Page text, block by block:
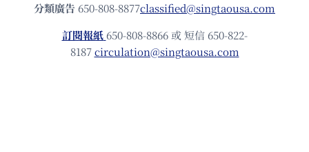
分類廣告 650-808-8877classified@singtaousa.com
訂閱報紙 650-808-8866 或 短信 650-822-
8187circulation@singtaousa.com